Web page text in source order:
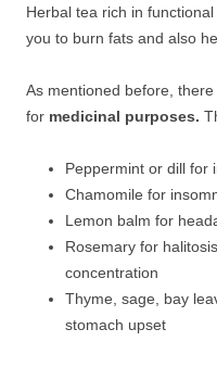
Herbal tea rich in
you to burn fats and also
As mentioned before,
for medicinal purposes.
Peppermint or dill for
Chamomile for
Lemon balm for
Rosemary for
concentration
Thyme, sage, bay
stomach upset